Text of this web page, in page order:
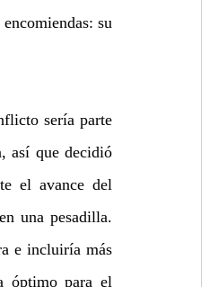
su
sería parte
así que decidió
el avance del
una pesadilla.
e incluiría más
óptimo para el